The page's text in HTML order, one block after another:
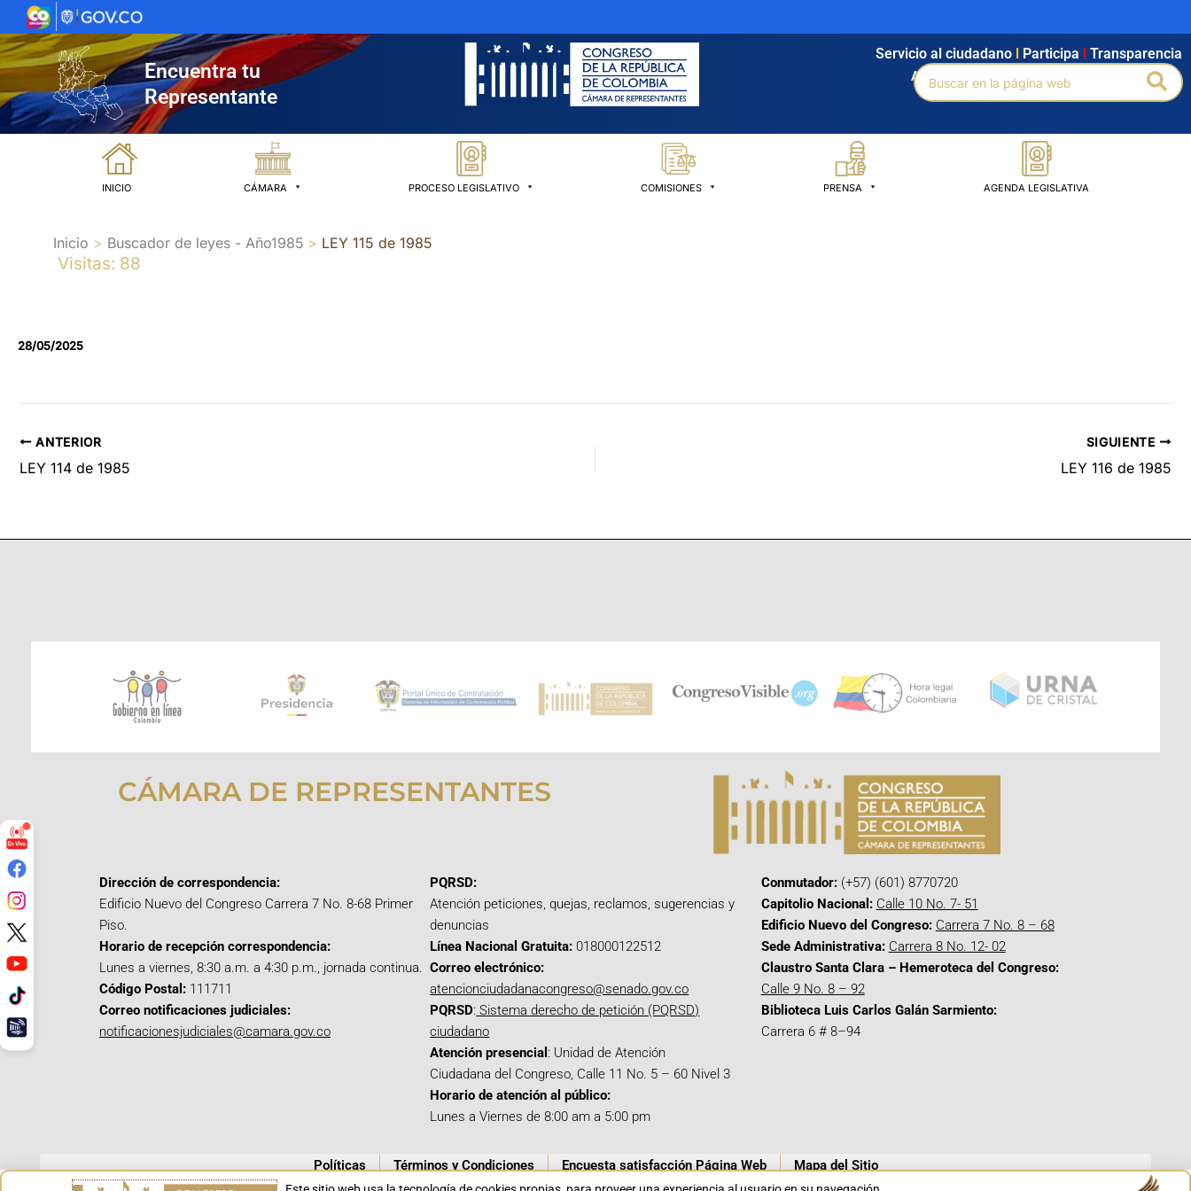
al
contenido
Encuentra tu
Representante
Agendamiento Intranet Búsqueda avanzada
Servicio al ciudadano Participa Transparencia
Buscar
por:
INICIO CÁMARA PROCESO LEGISLATIVO COMISIONES PRENSA AGENDA LEGISLATIVA
Inicio Buscador de leyes - Año1985 LEY 115 de 1985
Visitas: 88
28/05/2025
ANTERIOR
LEY 114 de 1985
SIGUIENTE
LEY 116 de 1985
CÁMARA DE REPRESENTANTES
Dirección de correspondencia:
Edificio Nuevo del Congreso Carrera 7 No. 8-68 Primer
Piso.
Horario de recepción correspondencia:
Lunes a viernes, 8:30 a.m. a 4:30 p.m., jornada continua.
Código Postal: 111711
Correo notificaciones judiciales:
notificacionesjudiciales@camara.gov.co
PQRSD:
Atención peticiones, quejas, reclamos, sugerencias y
denuncias
Línea Nacional Gratuita: 018000122512
Correo electrónico:
atencionciudadanacongreso@senado.gov.co
PQRSD: Sistema derecho de petición (PQRSD)
ciudadano
Atención presencial : Unidad de Atención
Ciudadana del Congreso, Calle 11 No. 5 – 60 Nivel 3
Horario de atención al público:
Lunes a Viernes de 8:00 am a 5:00 pm
Conmutador:(+57) (601) 8770720
Capitolio Nacional: Calle 10 No. 7- 51
Edificio Nuevo del Congreso: Carrera 7 No. 8 – 68
Sede Administrativa: Carrera 8 No. 12- 02
Claustro Santa Clara – Hemeroteca del Congreso:
Calle 9 No. 8 – 92
Biblioteca Luis Carlos Galán Sarmiento:
Carrera 6 # 8–94
Políticas Términos y Condiciones Encuesta satisfacción Página Web Mapa del Sitio